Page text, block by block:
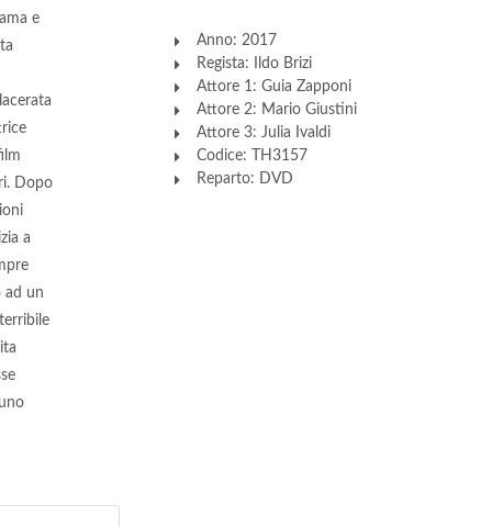
e
Dopo
a
ad un
Anno: 2017
Regista: Ildo Brizi
Attore 1: Guia Zapponi
Attore 2: Mario Giustini
Attore 3: Julia Ivaldi
Codice: TH3157
Reparto: DVD